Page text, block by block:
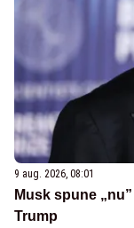
9 aug. 2026, 08:01
Musk spune
Trump